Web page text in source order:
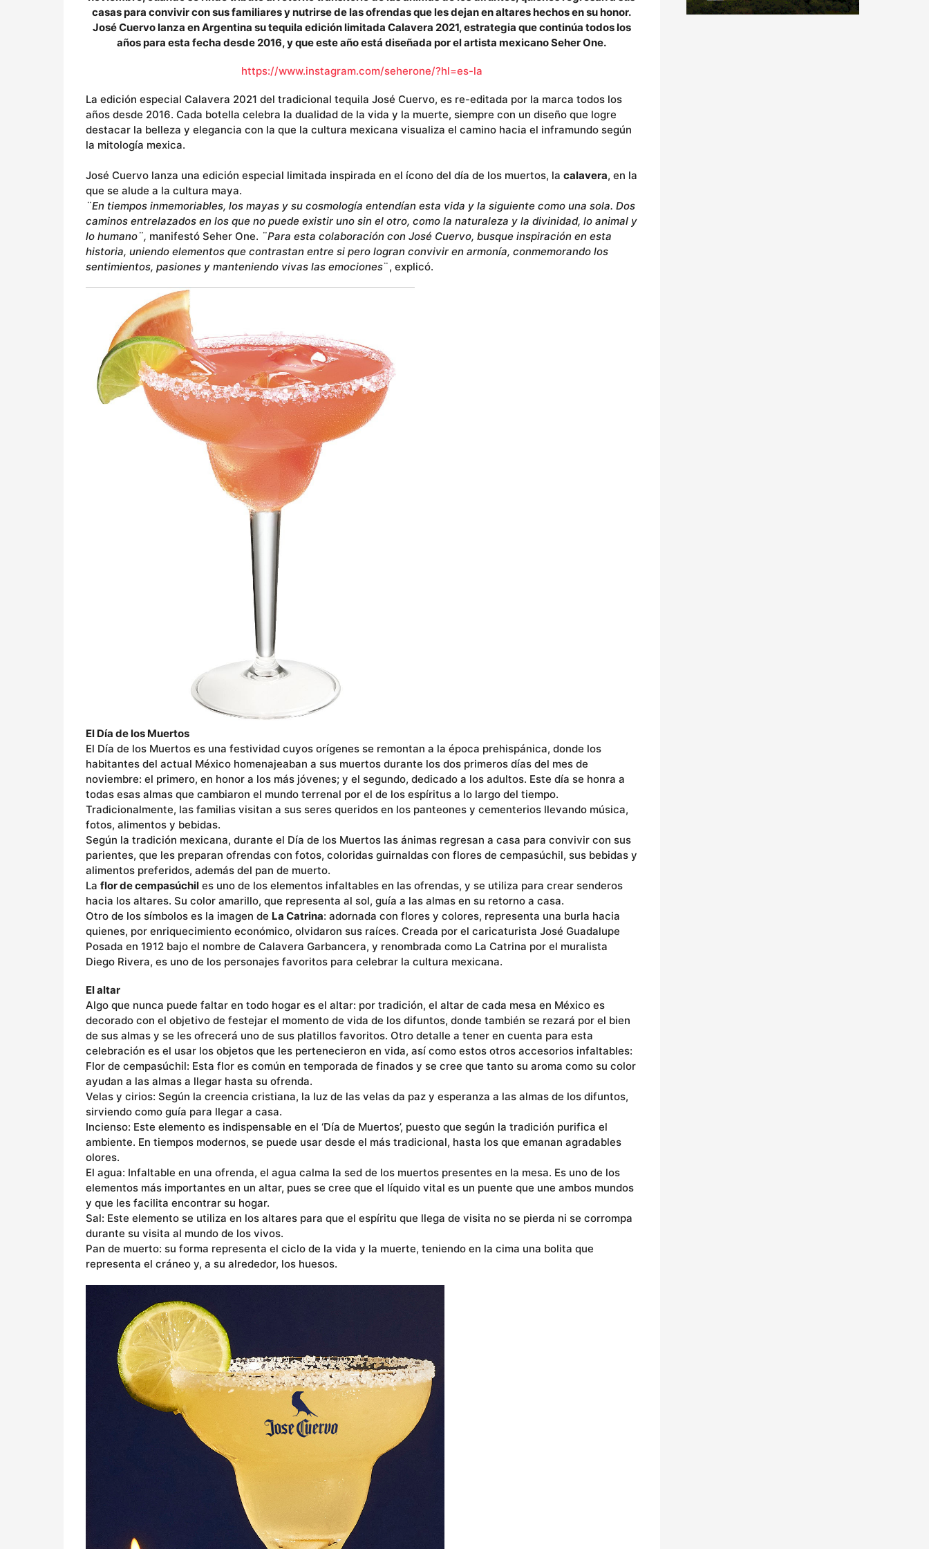
casas para convivir con sus familiares y nutrirse de las ofrendas que les dejan en altares hechos en su honor.
José Cuervo lanza en Argentina su tequila edición limitada Calavera 2021, estrategia que continúa todos los
años para esta fecha desde 2016, y que este año está diseñada por el artista mexicano Seher One.
https://www.instagram.com/seherone/?hl=es-la
La edición especial Calavera 2021 del tradicional tequila José Cuervo, es re-editada por la marca todos los
años desde 2016. Cada botella celebra la dualidad de la vida y la muerte, siempre con un diseño que logre
destacar la belleza y elegancia con la que la cultura mexicana visualiza el camino hacia el inframundo según
la mitología mexica.
José Cuervo lanza una edición especial limitada inspirada en el ícono del día de los muertos, la calavera, en la
que se alude a la cultura maya.
¨En tiempos inmemoriables, los mayas y su cosmología entendían esta vida y la siguiente como una sola. Dos
caminos entrelazados en los que no puede existir uno sin el otro, como la naturaleza y la divinidad, lo animal y
lo humano¨, manifestó Seher One. ¨Para esta colaboración con José Cuervo, busque inspiración en esta
historia, uniendo elementos que contrastan entre si pero logran convivir en armonía, conmemorando los
sentimientos, pasiones y manteniendo vivas las emociones¨, explicó.
El Día de los Muertos
El Día de los Muertos es una festividad cuyos orígenes se remontan a la época prehispánica, donde los
habitantes del actual México homenajeaban a sus muertos durante los dos primeros días del mes de
noviembre: el primero, en honor a los más jóvenes; y el segundo, dedicado a los adultos. Este día se honra a
todas esas almas que cambiaron el mundo terrenal por el de los espíritus a lo largo del tiempo.
Tradicionalmente, las familias visitan a sus seres queridos en los panteones y cementerios llevando música,
fotos, alimentos y bebidas.
Según la tradición mexicana, durante el Día de los Muertos las ánimas regresan a casa para convivir con sus
parientes, que les preparan ofrendas con fotos, coloridas guirnaldas con flores de cempasúchil, sus bebidas y
alimentos preferidos, además del pan de muerto.
La flor de cempasúchil es uno de los elementos infaltables en las ofrendas, y se utiliza para crear senderos
hacia los altares. Su color amarillo, que representa al sol, guía a las almas en su retorno a casa.
Otro de los símbolos es la imagen de La Catrina: adornada con flores y colores, representa una burla hacia
quienes, por enriquecimiento económico, olvidaron sus raíces. Creada por el caricaturista José Guadalupe
Posada en 1912 bajo el nombre de Calavera Garbancera, y renombrada como La Catrina por el muralista
Diego Rivera, es uno de los personajes favoritos para celebrar la cultura mexicana.
El altar
Algo que nunca puede faltar en todo hogar es el altar: por tradición, el altar de cada mesa en México es
decorado con el objetivo de festejar el momento de vida de los difuntos, donde también se rezará por el bien
de sus almas y se les ofrecerá uno de sus platillos favoritos. Otro detalle a tener en cuenta para esta
celebración es el usar los objetos que les pertenecieron en vida, así como estos otros accesorios infaltables:
Flor de cempasúchil: Esta flor es común en temporada de finados y se cree que tanto su aroma como su color
ayudan a las almas a llegar hasta su ofrenda.
Velas y cirios: Según la creencia cristiana, la luz de las velas da paz y esperanza a las almas de los difuntos,
sirviendo como guía para llegar a casa.
Incienso: Este elemento es indispensable en el ‘Día de Muertos’, puesto que según la tradición purifica el
ambiente. En tiempos modernos, se puede usar desde el más tradicional, hasta los que emanan agradables
olores.
El agua: Infaltable en una ofrenda, el agua calma la sed de los muertos presentes en la mesa. Es uno de los
elementos más importantes en un altar, pues se cree que el líquido vital es un puente que une ambos mundos
y que les facilita encontrar su hogar.
Sal: Este elemento se utiliza en los altares para que el espíritu que llega de visita no se pierda ni se corrompa
durante su visita al mundo de los vivos.
Pan de muerto: su forma representa el ciclo de la vida y la muerte, teniendo en la cima una bolita que
representa el cráneo y, a su alrededor, los huesos.